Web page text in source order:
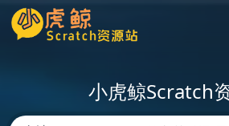
小虎鲸Scratch